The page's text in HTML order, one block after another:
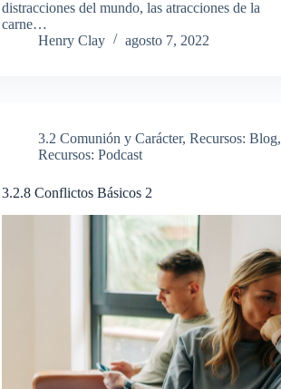
distracciones del mundo, las atracciones de la
carne…
Henry Clay
agosto 7, 2022
3.2 Comunión y Carácter,Recursos: Blog,
Recursos: Podcast
3.2.8 Conflictos Básicos 2